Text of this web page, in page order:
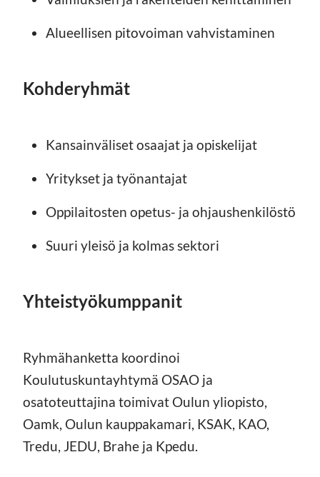
Alueellisen pitovoiman vahvistaminen
Kohderyhmät
Kansainväliset osaajat ja opiskelijat
Yritykset ja työnantajat
Oppilaitosten opetus- ja ohjaushenkilöstö
Suuri yleisö ja kolmas sektori
Yhteistyökumppanit
Ryhmähanketta koordinoi
Koulutuskuntayhtymä OSAO ja
osatoteuttajina toimivat Oulun yliopisto,
Oamk, Oulun kauppakamari, KSAK, KAO,
Tredu, JEDU, Brahe ja Kpedu.